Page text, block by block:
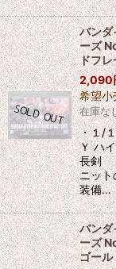
バンダ
ーズ
ドフ
2,090
希望小
在庫な
・１/
Ｙ ハ
長剣
ニッ
装備…
バンダ
ーズ
ゴール